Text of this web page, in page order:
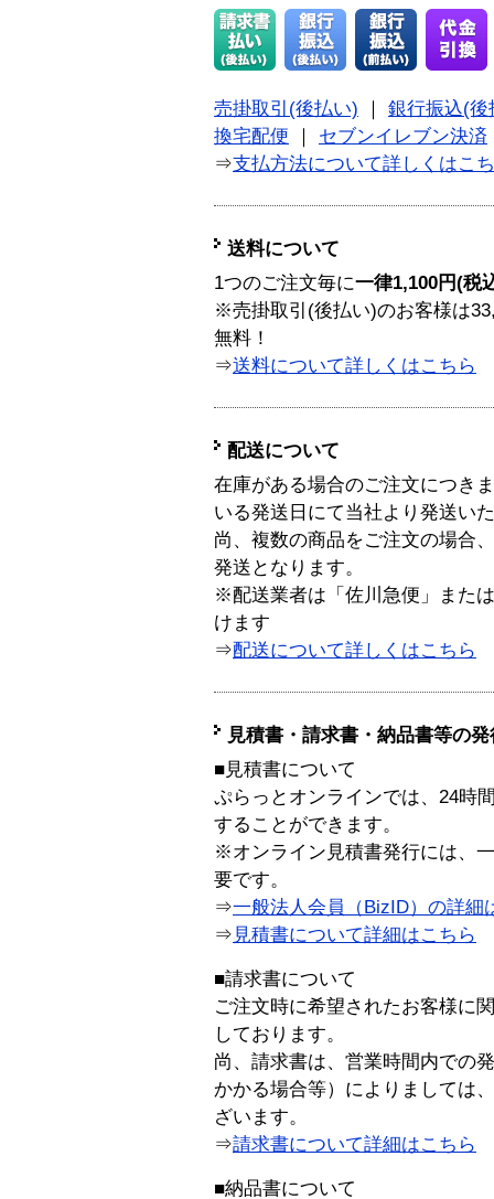
売掛取引(後払い)
銀行振込(後
換宅配便
セブンイレブン決済
⇒支払方法について詳しくはこ
送料について
1つのご注文毎に一律1,100円(税
※売掛取引(後払い)のお客様は
無料！
⇒送料について詳しくはこちら
配送について
在庫がある場合のご注文につき
いる発送日にて当社より発送い
尚、複数の商品をご注文の場合
発送となります。
※配送業者は「佐川急便」また
けます
⇒配送について詳しくはこちら
見積書・請求書・納品書等の
■見積書について
ぷらっとオンラインでは、24時
することができます。
※オンライン見積書発行には、
要です。
⇒一般法人会員（BizID）の詳細
⇒ 見積書について詳細はこちら
■請求書について
ご注文時に希望されたお客様に
しております。
尚、請求書は、営業時間内での
かかる場合等）によりましては
ざいます。
⇒請求書について詳細はこちら
■納品書について